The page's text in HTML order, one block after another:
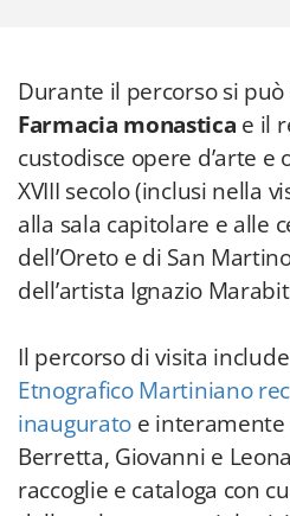
Durante il percorso si può
Farmacia monastica e il
custodisce opere d’arte e
XVIII secolo (inclusi nella
alla sala capitolare e alle
dell’Oreto e di San
dell’artista Ignazio
Il percorso di visita
Etnografico Martiniano
inaugurato e
Berretta, Giovanni e
raccoglie e cataloga con